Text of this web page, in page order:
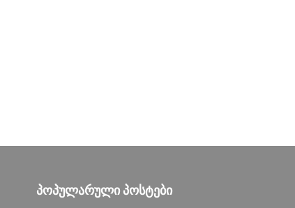
ᲞᲝᲞᲣᲚᲐᲠᲣᲚᲘ ᲞᲝᲡᲢᲔᲑᲘ